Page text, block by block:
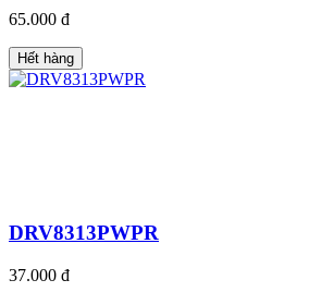
65.000 đ
Hết hàng
DRV8313PWPR
37.000 đ